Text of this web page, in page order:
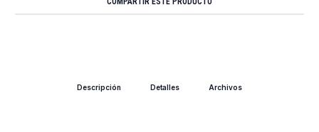
Descripción Detalles Archivos